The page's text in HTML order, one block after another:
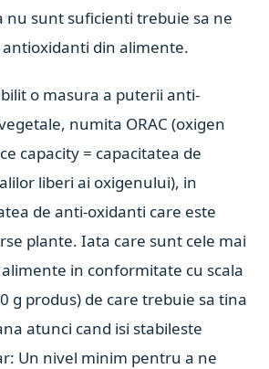
nu sunt suficienti trebuie sa ne
din alimente.
o masura a puterii anti-
numita ORAC (oxigen
capacity = capacitatea de
liberi ai oxigenului), in
de anti-oxidanti care este
plante. Iata care sunt cele mai
in conformitate cu scala
g produs) de care trebuie sa tina
atunci cand isi stabileste
Un nivel minim pentru a ne